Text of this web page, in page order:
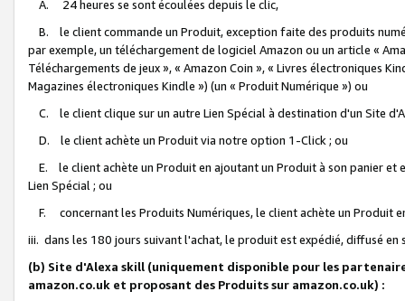
A. 24 heures se sont écoulées depuis le clic,
B. le client commande un Produit, exception faite des produits
par exemple, un téléchargement de logiciel Amazon ou un article «
Téléchargements de jeux », « Amazon Coin », « Livres électroniques
Magazines électroniques Kindle ») (un « Produit Numérique ») ou
C. le client clique sur un autre Lien Spécial à destination d'un Site
D. le client achète un Produit via notre option 1-Click ; ou
E. le client achète un Produit en ajoutant un Produit à son panier et
Lien Spécial ; ou
F. concernant les Produits Numériques, le client achète un Produit
iii. dans les 180 jours suivant l'achat, le produit est expédié, diffusé
(b) Site d'Alexa skill (uniquement disponible pour les
amazon.co.uk et proposant des Produits sur amazon.co.uk) :